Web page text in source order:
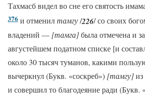
Тахмасб видел во сне его святость
376 и отменилтамгу/226/ со своих
владений — [тамга]была отмечена и
августейшем податном списке [и
около 30 тысяч туманов, какими
вычеркнул (Букв. «соскреб») [тамгу]
и совершил то благодеяние ради (Букв.